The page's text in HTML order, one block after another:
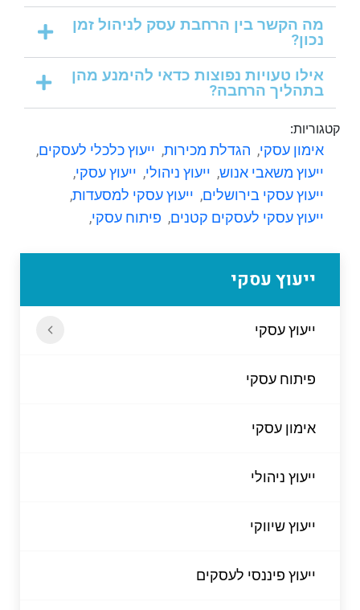
ייעוץ עסקי
ייעוץ עסקי
פיתוח עסקי
אימון עסקי
ייעוץ ניהולי
ייעוץ שיווקי
ייעוץ פיננסי לעסקים
מה הקשר בין הרחבת עסק לניהול זמן
נכון?
אילו טעויות נפוצות כדאי להימנע מהן
בתהליך הרחבה?
קטגוריות:
אימון עסקי, הגדלת מכירות, ייעוץ כלכלי לעסקים,
ייעוץ משאבי אנוש, ייעוץ ניהולי, ייעוץ עסקי,
ייעוץ עסקי בירושלים, ייעוץ עסקי למסעדות,
ייעוץ עסקי לעסקים קטנים, פיתוח עסקי,